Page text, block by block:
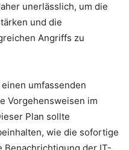
unerlässlich, um die
und die
Angriffs zu
umfassenden
Vorgehensweisen im
Plan sollte
wie die sofortige